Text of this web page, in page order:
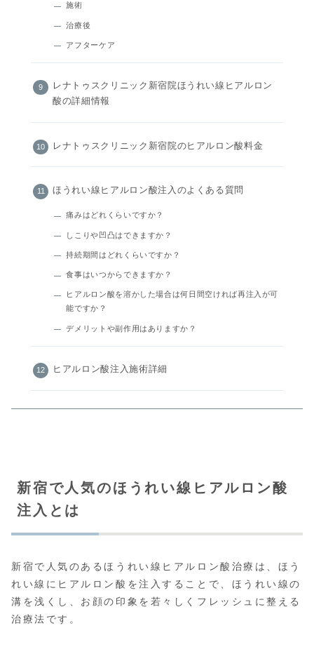
施術
治療後
アフターケア
レナトゥスクリニック新宿院ほうれい線ヒアルロン
酸の詳細情報
レナトゥスクリニック新宿院のヒアルロン酸料金
ほうれい線ヒアルロン酸注入のよくある質問
痛みはどれくらいですか？
しこりや凹凸はできますか？
持続期間はどれくらいですか？
食事はいつからできますか？
ヒアルロン酸を溶かした場合は何日間空ければ再注入が可
能ですか？
デメリットや副作用はありますか？
ヒアルロン酸注入施術詳細
新宿で人気のほうれい線ヒアルロン酸
注入とは
新宿で人気のあるほうれい線ヒアルロン酸治療は、ほう
れい線にヒアルロン酸を注入することで、ほうれい線の
溝を浅くし、お顔の印象を若々しくフレッシュに整える
治療法です。